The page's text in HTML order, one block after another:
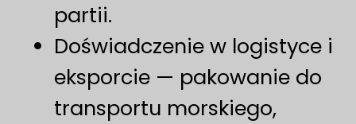
partii.
Doświadczenie w logistyce i
eksporcie — pakowanie do
transportu morskiego,